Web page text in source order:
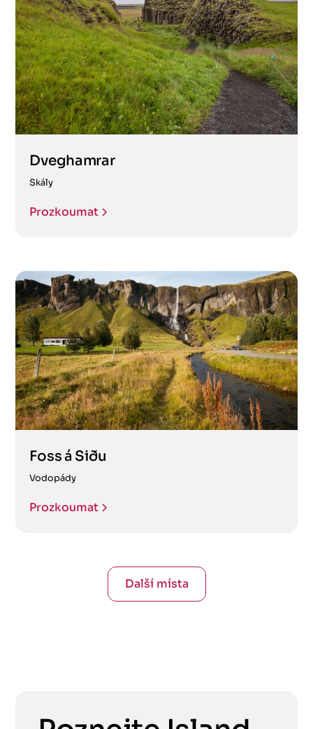
Dveghamrar
Skály
Prozkoumat
Foss á Siðu
Vodopády
Prozkoumat
Další místa